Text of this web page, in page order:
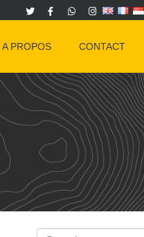
A PROPOS CONTACT